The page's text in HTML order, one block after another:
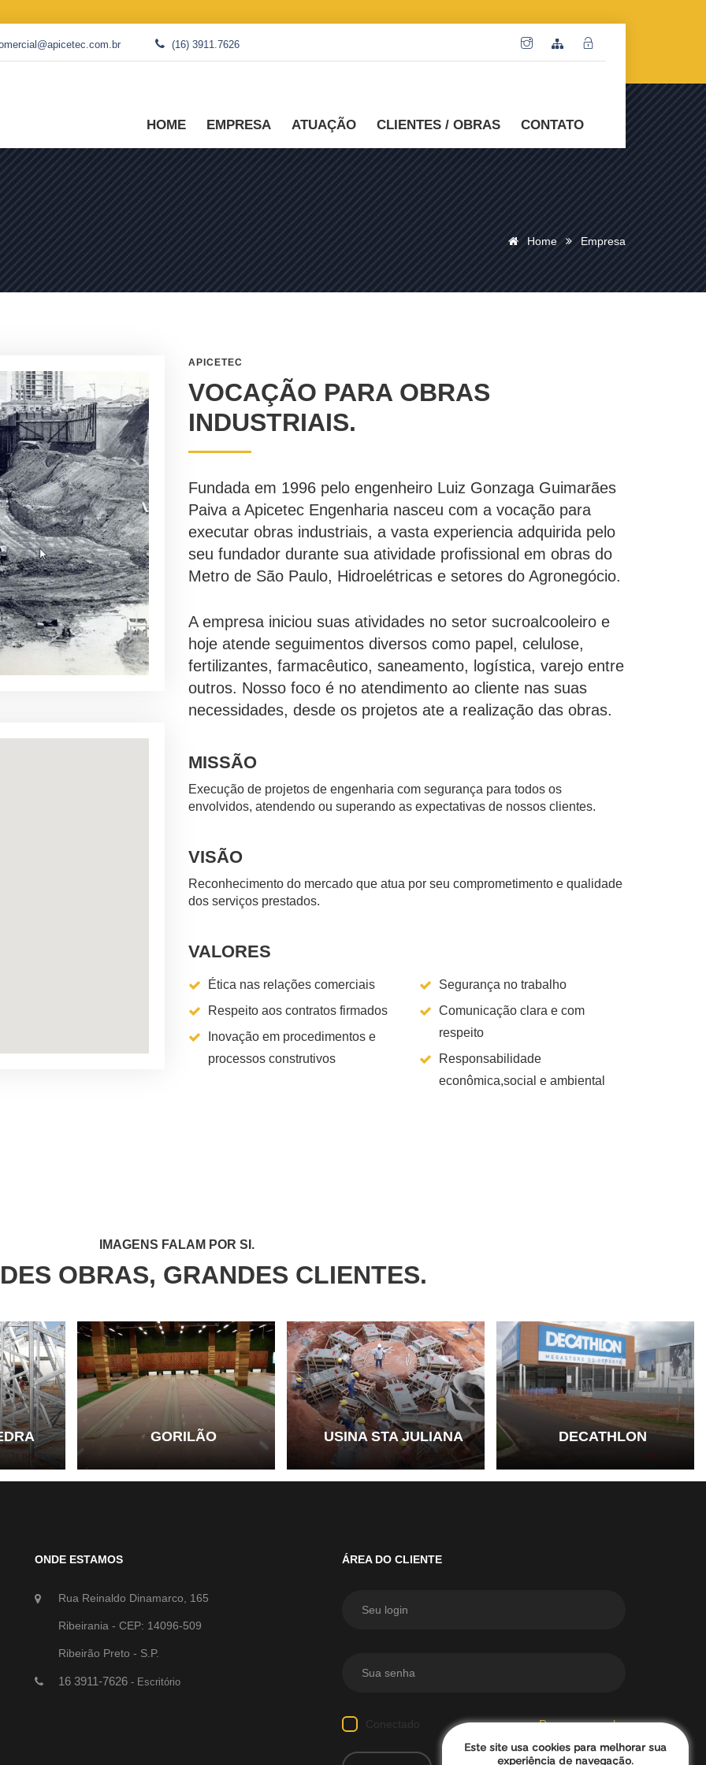
(16) 3911.7626
HOME EMPRESA ATUAÇÃO CLIENTES / OBRAS CONTATO
Home Empresa
APICETEC
VOCAÇÃO PARA OBRAS
INDUSTRIAIS.
Fundada em 1996 pelo engenheiro Luiz Gonzaga Guimarães
Paiva a Apicetec Engenharia nasceu com a vocação para
executar obras industriais, a vasta experiencia adquirida pelo
seu fundador durante sua atividade profissional em obras do
Metro de São Paulo, Hidroelétricas e setores do Agronegócio.
A empresa iniciou suas atividades no setor sucroalcooleiro e
hoje atende seguimentos diversos como papel, celulose,
fertilizantes, farmacêutico, saneamento, logística, varejo entre
outros. Nosso foco é no atendimento ao cliente nas suas
necessidades, desde os projetos ate a realização das obras.
MISSÃO
Execução de projetos de engenharia com segurança para todos os
envolvidos, atendendo ou superando as expectativas de nossos clientes.
VISÃO
Reconhecimento do mercado que atua por seu comprometimento e qualidade
dos serviços prestados.
VALORES
Ética nas relações comerciais
Respeito aos contratos firmados
Inovação em procedimentos e
processos construtivos
Segurança no trabalho
Comunicação clara e com
respeito
Responsabilidade
econômica,social e ambiental
IMAGENS FALAM POR SI.
OBRAS, GRANDES CLIENTES.
GORILÃO USINA STA JULIANA DECATHLON
ONDE ESTAMOS
Rua Reinaldo Dinamarco, 165
Ribeirania - CEP: 14096-509
Ribeirão Preto - S.P.
16 3911-7626 - Escritório
ÁREA DO CLIENTE
Conectado Recuperar senha